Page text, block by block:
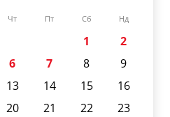
Чт Пт Сб Нд
1
2
6 7 8
9
13 14 15
16
20 21 22
23